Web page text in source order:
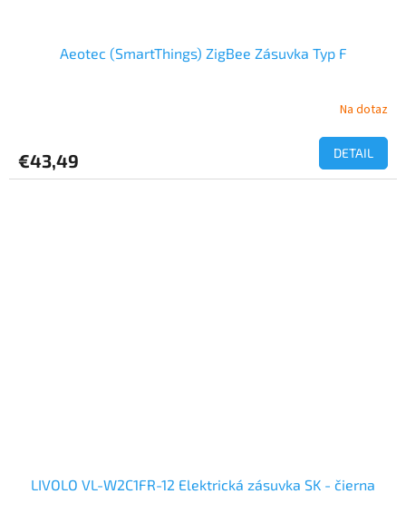
Aeotec (SmartThings) ZigBee Zásuvka Typ F
Na dotaz
€43,49 DETAIL
LIVOLO VL-W2C1FR-12 Elektrická zásuvka SK - čierna